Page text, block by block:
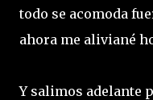
todo se acomoda
ahora me aliviané
Y salimos adelante